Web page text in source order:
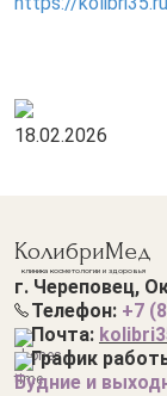
18.02.2026
КолибриМед
клиника косметологии и здоровья
г. Череповец,
Телефон: +7
Почта:
График
Будние и